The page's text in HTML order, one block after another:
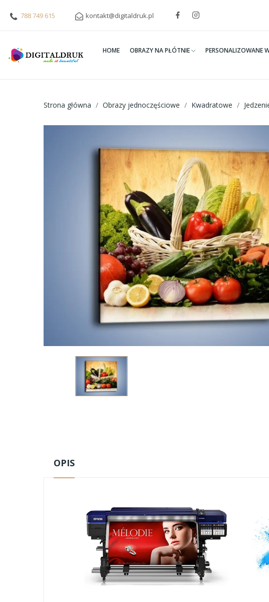
788 749 615 kontakt@digitaldruk.pl
HOME OBRAZY NA PŁÓTNIE PERSONALIZOWANE
Strona główna Obrazy jednoczęściowe Kwadratowe
OPIS